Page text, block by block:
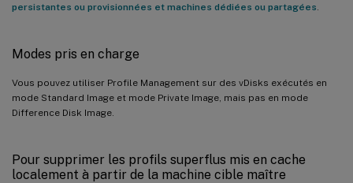
persistantes ou provisionnées et machines dédiées ou partagées
Modes pris en charge
Vous pouvez utiliser Profile Management sur des vDisks exécutés en
mode Standard Image et mode Private Image, mais pas en mode
Difference Disk Image.
Pour supprimer les profils superflus mis en cache
localement à partir de la machine cible maître